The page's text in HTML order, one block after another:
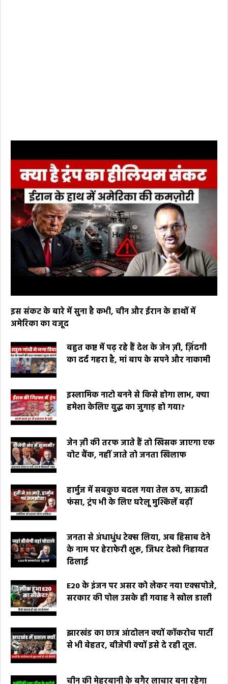
इस संकट के बारे में सुना है कभी, चीन और ईरान के हाथों में
अमेरिका का वजूद
बहुत कष्ट में पढ़ रहे हैं देश के जेन ज़ी, ज़िंदगी
का दर्द गहरा है, मां बाप के सपने और नाकामी
इस्लामिक नाटो बनने से किसे होगा लाभ, क्या
हमेशा केलिए युद्ध का जुगाड़ हो गया?
जेन ज़ी की तरफ जाते हैं तो खिसक जाएगा एक
वोट बैंक, नहीं जाते तो जनता खिलाफ
हार्मुज में सबकुछ बदल गया तेल ठप, साऊदी
फंसा, ट्रंप भी के लिए घरेलू मुश्किलें बढ़ीं
जनता से अंधाधुंध टेक्स लिया, अब हिसाब देने
के नाम पर हेराफेरी शुरू, जिधर देखो निहायत
ढिलाई
E20 के इंजन पर असर को लेकर नया एक्सपोजे,
सरकार की पोल उसके ही गवाह ने खोल डाली
झारखंड का छात्र आंदोलन क्यों कॉकरोच पार्टी
से भी बेहतर, बीजेपी क्यों इसे दे रही तूल.
चीन की मेहरबानी के बगैर लाचार बना रहेगा